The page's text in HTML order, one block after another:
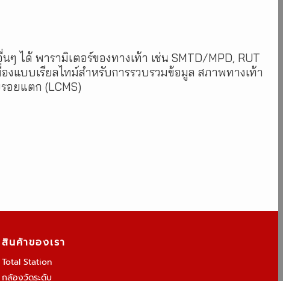
ได้ พารามิเตอร์ของทางเท้า เช่น SMTD/MPD, RUT
งแบบเรียลไทม์สำหรับการรวบรวมข้อมูล สภาพทางเท้า
อยแตก (LCMS)
สินค้าของเรา
Total Station
กล้องวัดระดับ